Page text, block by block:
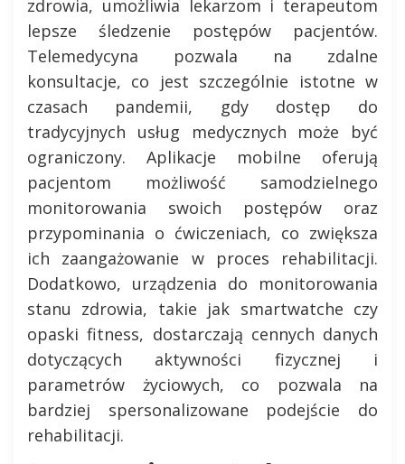
zdrowia, umożliwia lekarzom i terapeutom
lepsze śledzenie postępów pacjentów.
Telemedycyna pozwala na zdalne
konsultacje, co jest szczególnie istotne w
czasach pandemii, gdy dostęp do
tradycyjnych usług medycznych może być
ograniczony. Aplikacje mobilne oferują
pacjentom możliwość samodzielnego
monitorowania swoich postępów oraz
przypominania o ćwiczeniach, co zwiększa
ich zaangażowanie w proces rehabilitacji.
Dodatkowo, urządzenia do monitorowania
stanu zdrowia, takie jak smartwatche czy
opaski fitness, dostarczają cennych danych
dotyczących aktywności fizycznej i
parametrów życiowych, co pozwala na
bardziej spersonalizowane podejście do
rehabilitacji.